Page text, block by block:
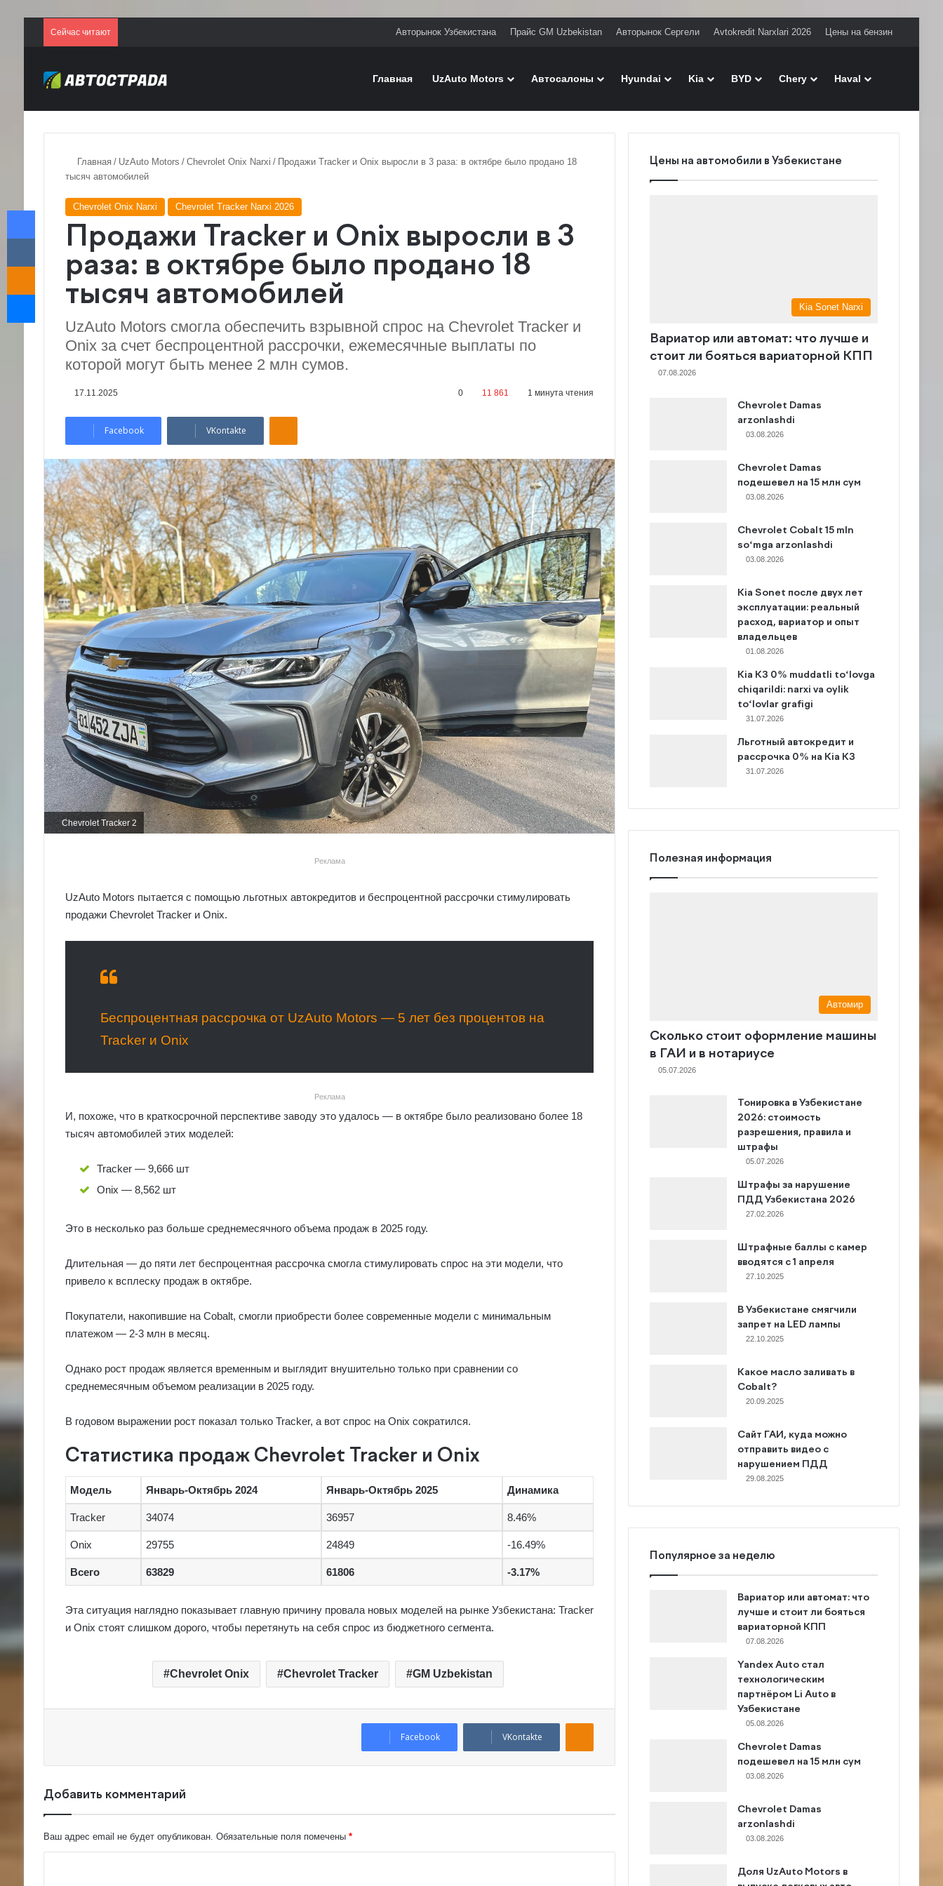
Сейчас читают Авторынок Узбекистана Прайс GM Uzbekistan Авторынок Сергели Avtokredit Narxlari 2026 Цены на бензин
Главная UzAuto Motors Автосалоны Hyundai Kia BYD Chery Haval
Главная / UzAuto Motors / Chevrolet Onix Narxi / Продажи Tracker и Onix выросли в 3 раза: в октябре было продано 18
тысяч автомобилей
Chevrolet Onix Narxi Chevrolet Tracker Narxi 2026
Продажи Tracker и Onix выросли в 3
раза: в октябре было продано 18
тысяч автомобилей
UzAuto Motors смогла обеспечить взрывной спрос на Chevrolet Tracker и
Onix за счет беспроцентной рассрочки, ежемесячные выплаты по
которой могут быть менее 2 млн сумов.
17.11.2025 0 11 861 1 минута чтения
Facebook VKontakte
Odnoklassniki
Chevrolet Tracker 2
Реклама
UzAuto Motors пытается с помощью льготных автокредитов и беспроцентной рассрочки стимулировать
продажи Chevrolet Tracker и Onix.
Беспроцентная рассрочка от UzAuto Motors — 5 лет без процентов на
Tracker и Onix
Реклама
И, похоже, что в краткосрочной перспективе заводу это удалось — в октябре было реализовано более 18
тысяч автомобилей этих моделей:
Tracker — 9,666 шт
Onix — 8,562 шт
Это в несколько раз больше среднемесячного объема продаж в 2025 году.
Длительная — до пяти лет беспроцентная рассрочка смогла стимулировать спрос на эти модели, что
привело к всплеску продаж в октябре.
Покупатели, накопившие на Cobalt, смогли приобрести более современные модели с минимальным
платежом — 2-3 млн в месяц.
Однако рост продаж является временным и выглядит внушительно только при сравнении со
среднемесячным объемом реализации в 2025 году.
В годовом выражении рост показал только Tracker, а вот спрос на Onix сократился.
Статистика продаж Chevrolet Tracker и Onix
Модель Январь-Октябрь 2024 Январь-Октябрь 2025 Динамика
Tracker 34074 36957 8.46%
Onix 29755 24849 -16.49%
Всего 63829 61806 -3.17%
Эта ситуация наглядно показывает главную причину провала новых моделей на рынке Узбекистана: Tracker
и Onix стоят слишком дорого, чтобы перетянуть на себя спрос из бюджетного сегмента.
Chevrolet Onix Chevrolet Tracker GM Uzbekistan
Facebook VKontakte
Добавить комментарий
Ваш адрес email не будет опубликован. Обязательные поля помечены *
Цены на автомобили в Узбекистане
Kia Sonet Narxi
Вариатор или автомат: что лучше и
стоит ли бояться вариаторной КПП
07.08.2026
Chevrolet Damas
arzonlashdi
03.08.2026
Chevrolet Damas
подешевел на 15 млн сум
03.08.2026
Chevrolet Cobalt 15 mln
so‘mga arzonlashdi
03.08.2026
Kia Sonet после двух лет
эксплуатации: реальный
расход, вариатор и опыт
владельцев
01.08.2026
Kia K3 0% muddatli to‘lovga
chiqarildi: narxi va oylik
to‘lovlar grafigi
31.07.2026
Льготный автокредит и
рассрочка 0% на Kia K3
31.07.2026
Полезная информация
Автомир
Сколько стоит оформление машины
в ГАИ и в нотариусе
05.07.2026
Тонировка в Узбекистане
2026: стоимость
разрешения, правила и
штрафы
05.07.2026
Штрафы за нарушение
ПДД Узбекистана 2026
27.02.2026
Штрафные баллы с камер
вводятся с 1 апреля
27.10.2025
В Узбекистане смягчили
запрет на LED лампы
22.10.2025
Какое масло заливать в
Cobalt?
20.09.2025
Сайт ГАИ, куда можно
отправить видео с
нарушением ПДД
29.08.2025
Популярное за неделю
Вариатор или автомат: что
лучше и стоит ли бояться
вариаторной КПП
07.08.2026
Yandex Auto стал
технологическим
партнёром Li Auto в
Узбекистане
05.08.2026
Chevrolet Damas
подешевел на 15 млн сум
03.08.2026
Chevrolet Damas
arzonlashdi
03.08.2026
Доля UzAuto Motors в
Facebook
Odnoklassniki
Messenger